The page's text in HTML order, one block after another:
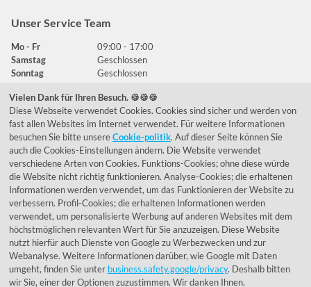
Unser Service Team
Mo - Fr
09:00 - 17:00
Samstag
Geschlossen
Sonntag
Geschlossen
Häufig gestellte Fragen
039292 - 678215
de@lumidora.com
FacebookInstagram
Kundenmeinungen
Exzellent - eKomi.de
Vielen Dank für Ihren Besuch. 🍪🍪🍪
Diese Webseite verwendet Cookies. Cookies sind sicher und werden von
fast allen Websites im Internet verwendet. Für weitere Informationen
besuchen Sie bitte unsereCookie-politik. Auf dieser Seite können Sie
auch die Cookies-Einstellungen ändern. Die Website verwendet
verschiedene Arten von Cookies. Funktions-Cookies; ohne diese würde
die Website nicht richtig funktionieren. Analyse-Cookies; die erhaltenen
Informationen werden verwendet, um das Funktionieren der Website zu
verbessern. Profil-Cookies; die erhaltenen Informationen werden
verwendet, um personalisierte Werbung auf anderen Websites mit dem
höchstmöglichen relevanten Wert für Sie anzuzeigen. Diese Website
nutzt hierfür auch Dienste von Google zu Werbezwecken und zur
Webanalyse. Weitere Informationen darüber, wie Google mit Daten
umgeht, finden Sie unter business.safety.google/privacy. Deshalb bitten
wir Sie, einer der Optionen zuzustimmen. Wir danken Ihnen.